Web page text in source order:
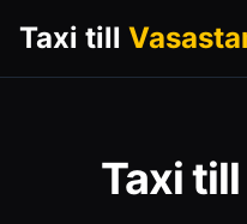
Taxi till
Taxi till